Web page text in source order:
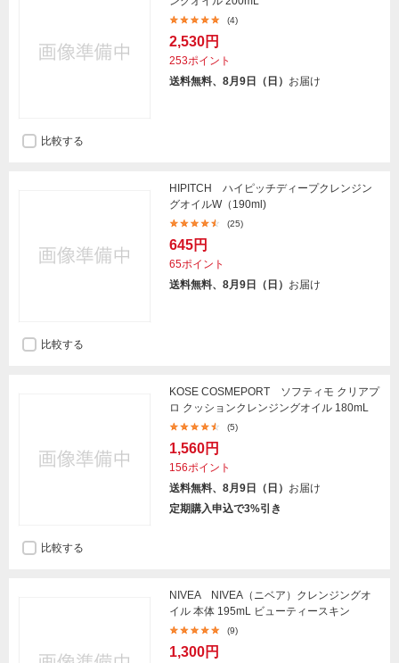
(4)
2,530円
253ポイント
送料無料、8月9日（日） お届け
比較する
HIPITCH ハイピッチディープクレンジン
グオイルW（190ml)
(25)
645円
65ポイント
送料無料、8月9日（日） お届け
比較する
KOSE COSMEPORT ソフティモ クリアプ
ロ クッションクレンジングオイル 180mL
(5)
1,560円
156ポイント
送料無料、8月9日（日） お届け
定期購入申込で3%引き
比較する
NIVEA NIVEA（ニベア）クレンジングオ
イル 本体 195mL ビューティースキン
(9)
1,300円